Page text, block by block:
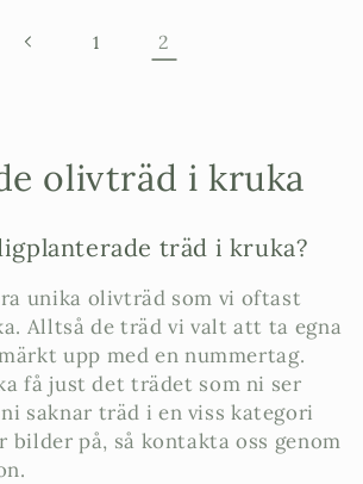
1 2
olivträd i kruka
träd i kruka?
unika olivträd som vi oftast
. Alltså de träd vi valt att ta egna
upp med en nummertag.
få just det trädet som ni ser
saknar träd i en viss kategori
bilder på, så kontakta oss genom